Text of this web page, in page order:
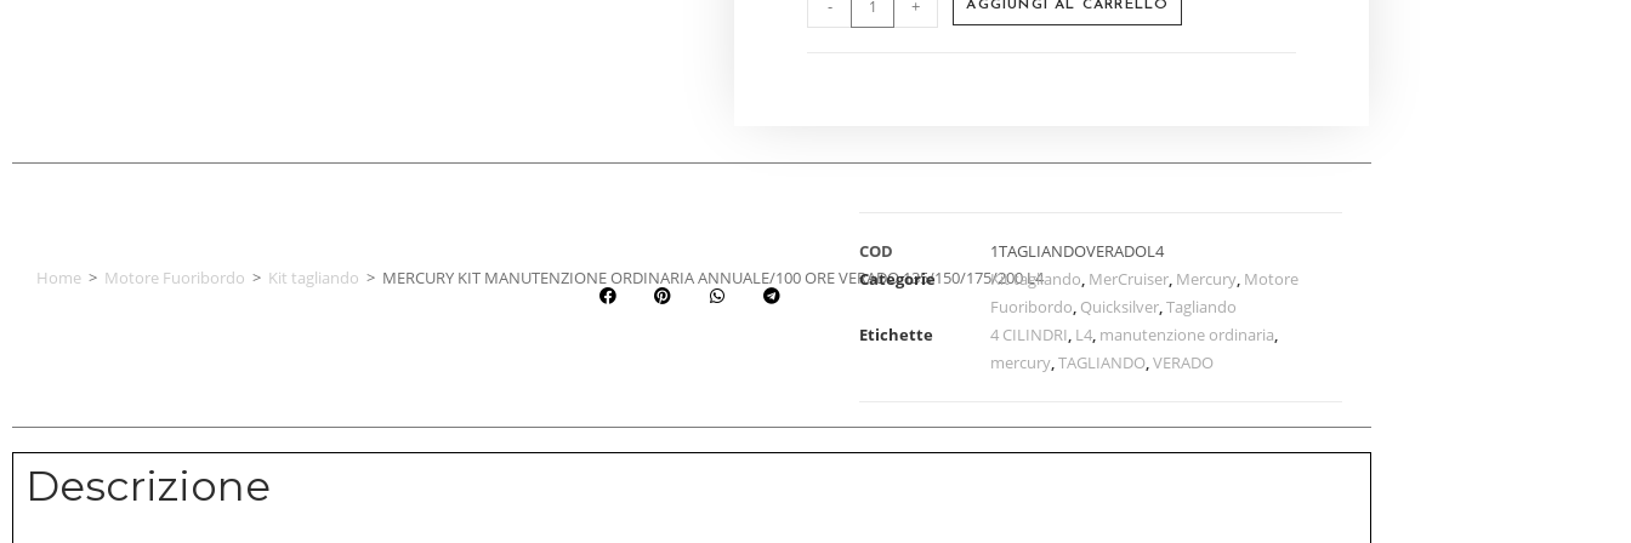
- + AGGIUNGI AL CARRELLO
Home > Motore Fuoribordo > Kit tagliando > MERCURY KIT MANUTENZIONE ORDINARIA ANNUALE/100 ORE VERADO 135/150/175/200 L4
COD
1TAGLIANDOVERADOL4
Categorie
Kit tagliando, MerCruiser, Mercury, Motore
Fuoribordo, Quicksilver,Tagliando
Etichette
4 CILINDRI, L4, manutenzione ordinaria,
mercury,TAGLIANDO,VERADO
Descrizione